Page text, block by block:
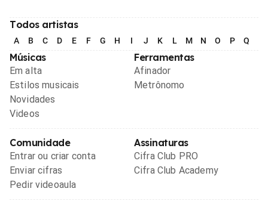
Todos artistas
A B C D E F G H I J K L M N O P Q
Músicas
Em alta
Estilos musicais
Novidades
Videos
Ferramentas
Afinador
Metrônomo
Comunidade
Entrar ou criar conta
Enviar cifras
Pedir videoaula
Assinaturas
Cifra Club PRO
Cifra Club Academy